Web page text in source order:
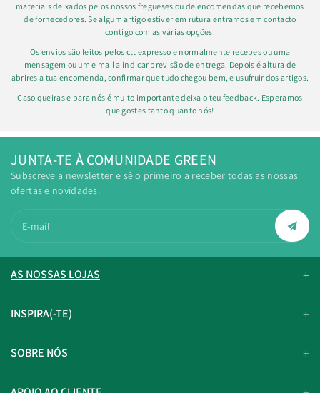
materiais deixados pelos nossos fregueses ou de encomendas que recebemos
de fornecedores. Se algum artigo estiver em rutura entramos em contacto
contigo com as várias opções.
Os envios são feitos pelos ctt expresso e normalmente recebes ou uma
mensagem ou um e mail a indicar previsão de entrega. Depois é altura de
abrires a tua encomenda, confirmar que tudo chegou bem, e usufruir dos artigos.
Caso queiras e para nós é muito importante deixa o teu feedback. Esperamos
que gostes tanto quanto nós!
JUNTA-TE À COMUNIDADE GREEN
Subscreve a newsletter e sê o primeiro a receber todas as nossas
ofertas e novidades.
E-mail
AS NOSSAS LOJAS
INSPIRA(-TE)
SOBRE NÓS